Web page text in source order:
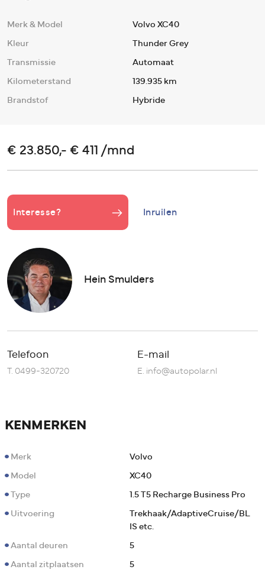
Merk & Model Volvo XC40
Kleur Thunder Grey
Transmissie Automaat
Kilometerstand 139.935 km
Brandstof Hybride
€ 23.850,- € 411 /mnd
Interesse? Inruilen
Hein Smulders
Telefoon
T. 0499-320720
E-mail
E. info@autopolar.nl
KENMERKEN
Merk Volvo
Model XC40
Type 1.5 T5 Recharge Business Pro
Uitvoering
Trekhaak/AdaptiveCruise/BL
IS etc.
Aantal deuren 5
Aantal zitplaatsen 5